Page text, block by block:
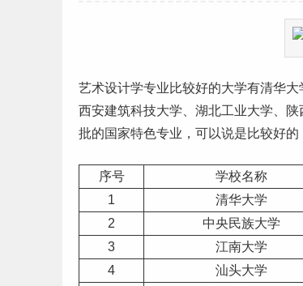
艺术设计学专业比较好的大学有清华大
西安建筑科技大学、 湖北工业大学、 陕
批的国家特色专业 ，可以说是比较好
序号 学校名称
1
清华大学
2
中央民族大学
3
江南大学
4
汕头大学